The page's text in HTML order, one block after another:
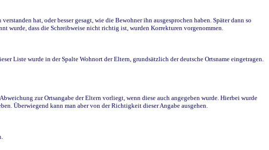
hat, oder besser gesagt, wie die Bewohner ihn ausgesprochen haben. Später dann so
wurde, dass die Schreibweise nicht richtig ist, wurden Korrekturen vorgenommen.
Liste wurde in der Spalte Wohnort der Eltern, grundsätzlich der deutsche Ortsname eingetragen.
zur Ortsangabe der Eltern vorliegt, wenn diese auch angegeben wurde. Hierbei wurde
Überwiegend kann man aber von der Richtigkeit dieser Angabe ausgehen.